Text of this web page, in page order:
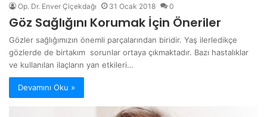
Op. Dr. Enver Çiçekdağı 31 Ocak 2018 0
Göz Sağlığını Korumak İçin Öneriler
Gözler sağlığımızın önemli parçalarından biridir. Yaş ilerledikçe
gözlerde de birtakım sorunlar ortaya çıkmaktadır. Bazı hastalıklar
ve kullanılan ilaçların yan etkileri…
Devamını Oku »